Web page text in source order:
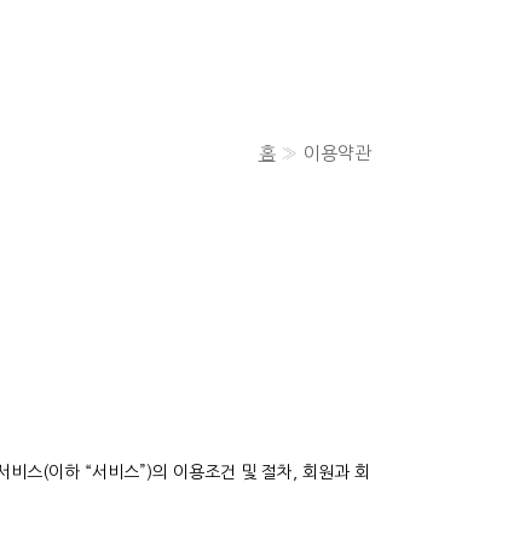
홈 이용약관
스(이하 “서비스”)의 이용조건 및 절차, 회원과 회